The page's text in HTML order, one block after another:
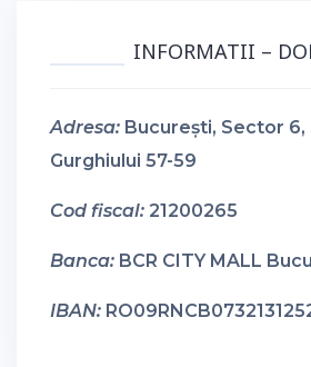
INFORMATII –
Adresa: București, Sector 6,
Gurghiului 57-59
Cod fiscal: 21200265
Banca: BCR CITY MALL
IBAN: